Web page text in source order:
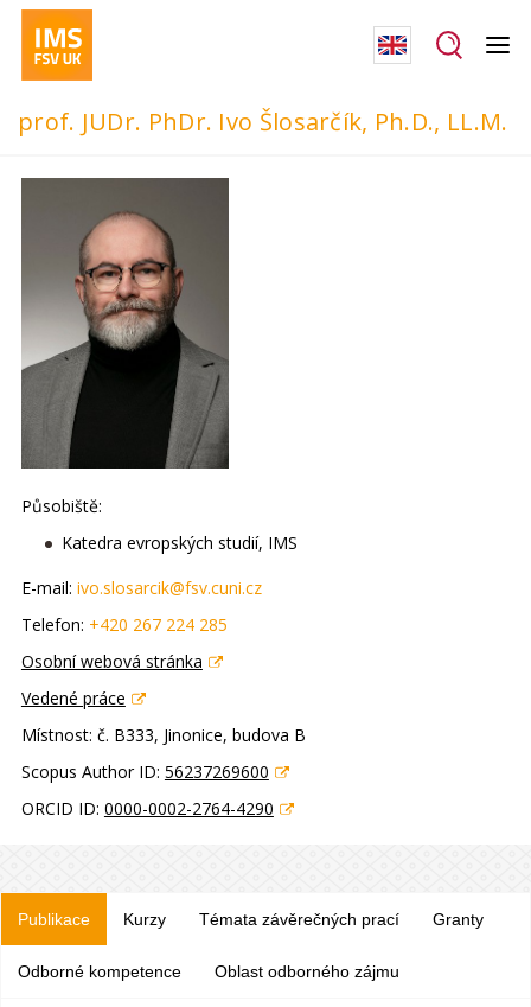
prof. JUDr. PhDr. Ivo Šlosarčík, Ph.D., LL.M.
Působiště:
Katedra evropských studií, IMS
E-mail: ivo.slosarcik@fsv.cuni.cz
Telefon: +420 267 224 285
Osobní webová stránka
Vedené práce
Místnost: č. B333, Jinonice, budova B
Scopus Author ID: 56237269600
ORCID ID: 0000-0002-2764-4290
Publikace Kurzy Témata závěrečných prací Granty
Odborné kompetence Oblast odborného zájmu